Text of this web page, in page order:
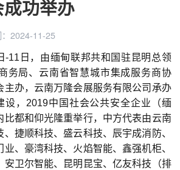
功举办
：2024-11-25
-11日，由缅甸联邦共和国驻昆明总领
务局、云南省智慧城市集成服务商协
主办，云南万隆会展服务有限公司承办
设，2019中国社会公共安全企业（缅
比都和仰光隆重举行，中方代表由云南
捷顺科技、盛云科技、辰宇成消防、
、豪湾科技、火焰智能、鑫强机柜、
安卫尔智能、昆明昆宝、亿友科技（排